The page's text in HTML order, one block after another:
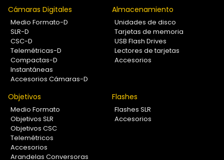
Cámaras Digitales
Medio Formato-D
SLR-D
CSC-D
Telemétricas-D
Compactas-D
Instantáneas
Accesorios Cámaras-D
Almacenamiento
Unidades de disco
Tarjetas de memoria
USB Flash Drives
Lectores de tarjetas
Accesorios
Objetivos
Medio Formato
Objetivos SLR
Objetivos CSC
Telemétricos
Accesorios
Arandelas Conversoras
Flashes
Flashes SLR
Accesorios